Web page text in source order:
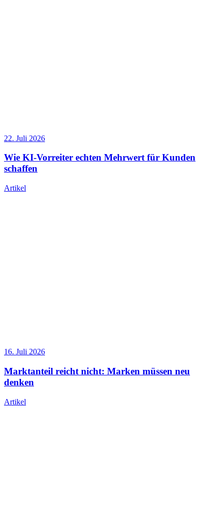
22. Juli 2026
Wie KI-Vorreiter echten Mehrwert für Kunden
schaffen
Artikel
16. Juli 2026
Marktanteil reicht nicht: Marken müssen neu
denken
Artikel